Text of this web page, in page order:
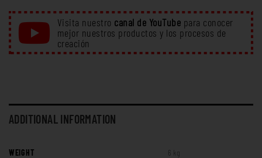
Visita nuestro canal de YouTube para conocer
mejor nuestros productos y los procesos de
creación
ADDITIONAL INFORMATION
WEIGHT 6 kg